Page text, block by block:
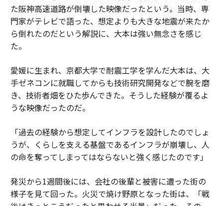
た阪神高速道路が倒壊した映像だったという。当時、専
門家がテレビで語った、想定よりも大きな地震が来たか
ら倒れたのだという解説に、大本は強い無念さを感じ
た。
愛媛に生まれ、京都大学で耐震工学を学んだ大本は、大
手ゼネコンに就職してからも技術研究開発などで腕を磨
き、技術者畑をひた歩んできた。そうした経験が覆るよ
うな映像だったのだ。
「過去の経験から想定してインフラを設計したのでしょ
うが、くらしを支える基盤であるインフラが崩壊し、人
の命を奪ってしまってはならないと強く感じたのです」
発災から1週間後には、会社の後輩と被害に遭った街の
様子を見て回った。火災で焼け野原となった街は、「戦